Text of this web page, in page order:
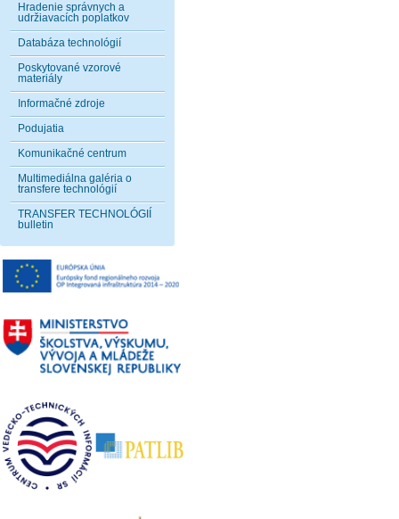
Hradenie správnych a
udržiavacích poplatkov
Databáza technológií
Poskytované vzorové
materiály
Informačné zdroje
Podujatia
Komunikačné centrum
Multimediálna galéria o
transfere technológií
TRANSFER TECHNOLÓGIÍ
bulletin